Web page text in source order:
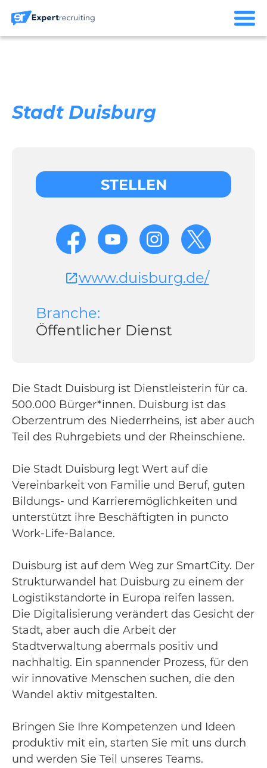
Stadt Duisburg
Die Stadt Duisburg ist Dienstleisterin für ca.
500.000 Bürger*innen. Duisburg ist das
Oberzentrum des Niederrheins, ist aber auch
Teil des Ruhrgebiets und der Rheinschiene.
Die Stadt Duisburg legt Wert auf die
Vereinbarkeit von Familie und Beruf, guten
Bildungs- und Karrieremöglichkeiten und
unterstützt ihre Beschäftigten in puncto
Work-Life-Balance.
Duisburg ist auf dem Weg zur SmartCity. Der
Strukturwandel hat Duisburg zu einem der
Logistikstandorte in Europa reifen lassen.
Die Digitalisierung verändert das Gesicht der
Stadt, aber auch die Arbeit der
Stadtverwaltung abermals positiv und
nachhaltig. Ein spannender Prozess, für den
wir innovative Menschen suchen, die den
Wandel aktiv mitgestalten.
Bringen Sie Ihre Kompetenzen und Ideen
produktiv mit ein, starten Sie mit uns durch
und werden Sie Teil unseres Teams.
STELLEN
www.duisburg.de/
Branche:
Öffentlicher Dienst